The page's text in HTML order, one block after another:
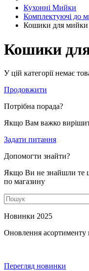
Кухонні Мийки
Комплектуючі до
Кошики для мийки
Кошики
У цій категорії немає
Продовжити
Потрібна порада?
Якщо Вам важко
Задати питання
Допомогти знайти?
Якщо Ви не знайшли те
по магазину
Новинки 2025
Оновлення асортименту
Перегляд новинки